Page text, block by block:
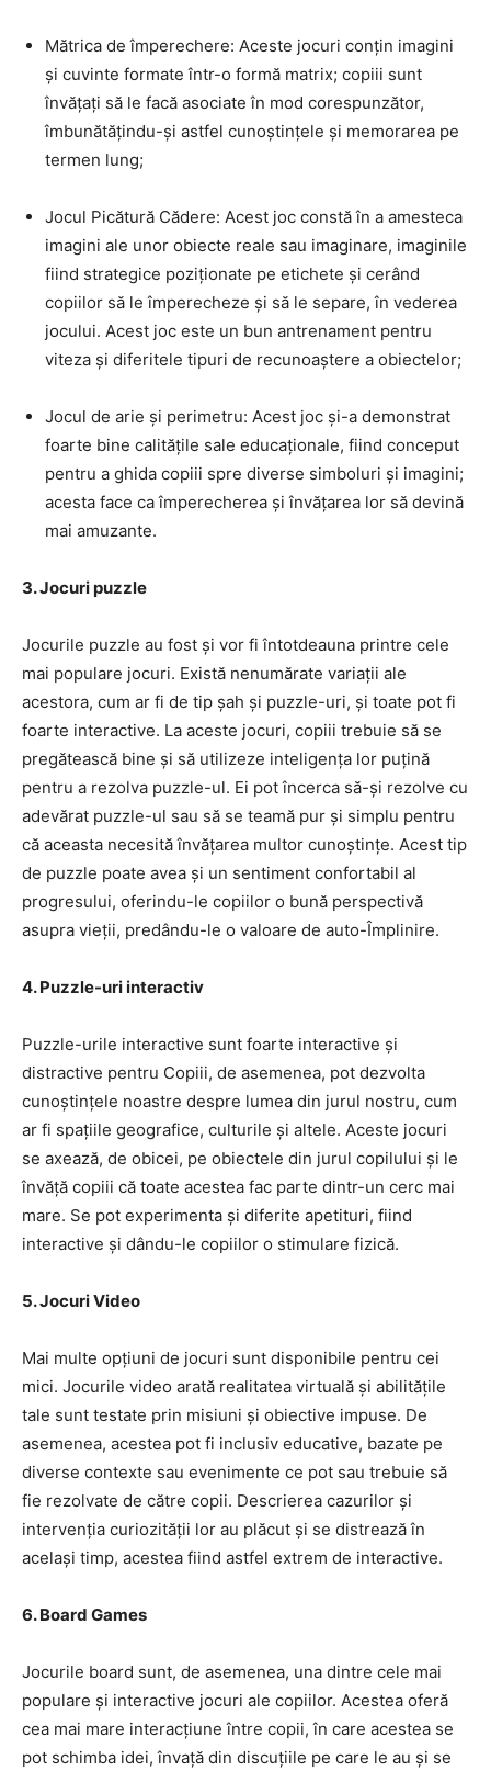
Mătrica de împerechere: Aceste jocuri conțin imagini
și cuvinte formate într-o formă matrix; copiii sunt
învățați să le facă asociate în mod corespunzător,
îmbunătățindu-și astfel cunoștințele și memorarea pe
termen lung;
Jocul Picătură Cădere: Acest joc constă în a amesteca
imagini ale unor obiecte reale sau imaginare, imaginile
fiind strategice poziționate pe etichete și cerând
copiilor să le împerecheze și să le separe, în vederea
jocului. Acest joc este un bun antrenament pentru
viteza și diferitele tipuri de recunoaștere a obiectelor;
Jocul de arie și perimetru: Acest joc și-a demonstrat
foarte bine calitățile sale educaționale, fiind conceput
pentru a ghida copiii spre diverse simboluri și imagini;
acesta face ca împerecherea și învățarea lor să devină
mai amuzante.
3. Jocuri puzzle
Jocurile puzzle au fost și vor fi întotdeauna printre cele
mai populare jocuri. Există nenumărate variații ale
acestora, cum ar fi de tip șah și puzzle-uri, și toate pot fi
foarte interactive. La aceste jocuri, copiii trebuie să se
pregătească bine și să utilizeze inteligența lor puțină
pentru a rezolva puzzle-ul. Ei pot încerca să-și rezolve cu
adevărat puzzle-ul sau să se teamă pur și simplu pentru
că aceasta necesită învățarea multor cunoștințe. Acest tip
de puzzle poate avea și un sentiment confortabil al
progresului, oferindu-le copiilor o bună perspectivă
asupra vieții, predându-le o valoare de auto-Împlinire.
4. Puzzle-uri interactiv
Puzzle-urile interactive sunt foarte interactive și
distractive pentru Copiii, de asemenea, pot dezvolta
cunoștințele noastre despre lumea din jurul nostru, cum
ar fi spațiile geografice, culturile și altele. Aceste jocuri
se axează, de obicei, pe obiectele din jurul copilului și le
învăță copiii că toate acestea fac parte dintr-un cerc mai
mare. Se pot experimenta și diferite apetituri, fiind
interactive și dându-le copiilor o stimulare fizică.
5. Jocuri Video
Mai multe opțiuni de jocuri sunt disponibile pentru cei
mici. Jocurile video arată realitatea virtuală și abilitățile
tale sunt testate prin misiuni și obiective impuse. De
asemenea, acestea pot fi inclusiv educative, bazate pe
diverse contexte sau evenimente ce pot sau trebuie să
fie rezolvate de către copii. Descrierea cazurilor și
intervenția curiozității lor au plăcut și se distrează în
același timp, acestea fiind astfel extrem de interactive.
6. Board Games
Jocurile board sunt, de asemenea, una dintre cele mai
populare și interactive jocuri ale copiilor. Acestea oferă
cea mai mare interacțiune între copii, în care acestea se
pot schimba idei, învață din discuțiile pe care le au și se